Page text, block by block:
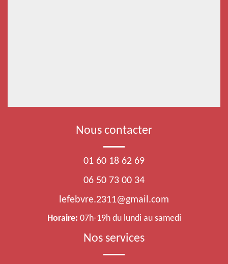
Nous contacter
01 60 18 62 69
06 50 73 00 34
lefebvre.2311@gmail.com
Horaire: 07h-19h du lundi au samedi
Nos services